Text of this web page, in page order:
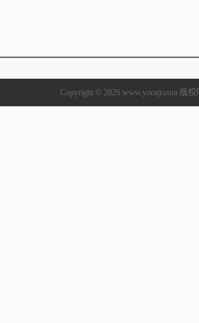
Copyright © 2026 www.yocajr.com 版